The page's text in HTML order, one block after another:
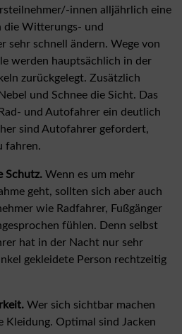
innen alljährlich eine
die Witterungs- und
sehr schnell ändern. Wege von
werden hauptsächlich in der
zurückgelegt. Zusätzlich
und Schnee die Sicht. Das
und Autofahrer ein deutlich
sind Autofahrer gefordert,
fahren.
Schutz.Wenn es um mehr
geht, sollten sich aber auch
wie Radfahrer, Fußgänger
fühlen. Denn selbst
hat in der Nacht nur sehr
gekleidete Person rechtzeitig
Wer sich sichtbar machen
Optimal sind Jacken